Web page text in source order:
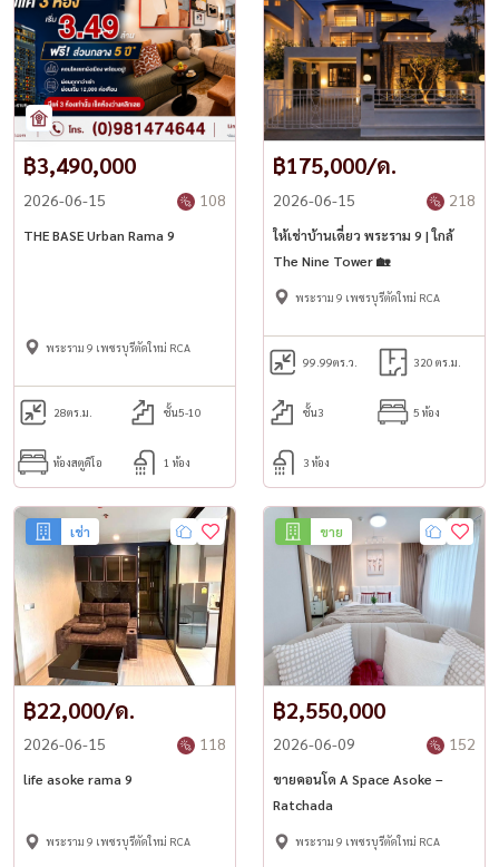
฿3,490,000
2026-06-15 108
THE BASE Urban Rama 9
พระราม 9 เพชรบุรีตัดใหม่ RCA
28ตร.ม. ชั้น5-10
ห้องสตูดิโอ 1 ห้อง
฿175,000/ด.
2026-06-15 218
ให้เช่าบ้านเดี่ยว พระราม 9 | ใกล้
The Nine Tower 🏡
พระราม 9 เพชรบุรีตัดใหม่ RCA
99.99ตร.ว. 320 ตร.ม.
ชั้น3 5 ห้อง
3 ห้อง
เช่า
฿22,000/ด.
2026-06-15 118
life asoke rama 9
พระราม 9 เพชรบุรีตัดใหม่ RCA
ขาย
฿2,550,000
2026-06-09 152
ขายคอนโด A Space Asoke –
Ratchada
พระราม 9 เพชรบุรีตัดใหม่ RCA